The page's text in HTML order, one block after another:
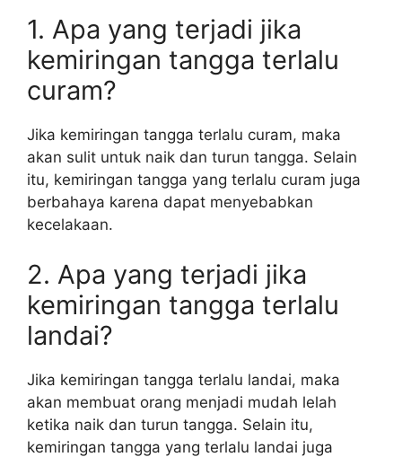
1. Apa yang terjadi jika
kemiringan tangga terlalu
curam?
Jika kemiringan tangga terlalu curam, maka
akan sulit untuk naik dan turun tangga. Selain
itu, kemiringan tangga yang terlalu curam juga
berbahaya karena dapat menyebabkan
kecelakaan.
2. Apa yang terjadi jika
kemiringan tangga terlalu
landai?
Jika kemiringan tangga terlalu landai, maka
akan membuat orang menjadi mudah lelah
ketika naik dan turun tangga. Selain itu,
kemiringan tangga yang terlalu landai juga